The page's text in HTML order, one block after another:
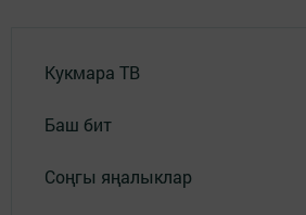
Кукмара ТВ
Баш бит
Соңгы яңалыклар